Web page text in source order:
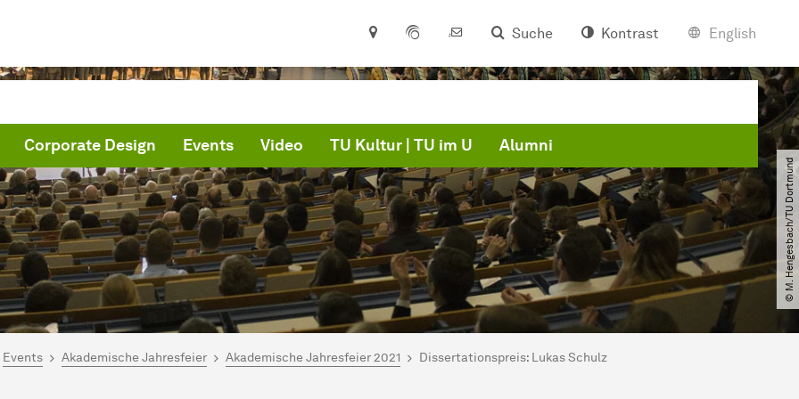
Suche Kontrast English
Corporate Design Events Video TU Kultur | TU im U Alumni
© M. Hengesbach​/​TU Dortmund
hier:
Events Akademische Jahresfeier Akademische Jahresfeier 2021 Dissertationspreis: Lukas Schulz